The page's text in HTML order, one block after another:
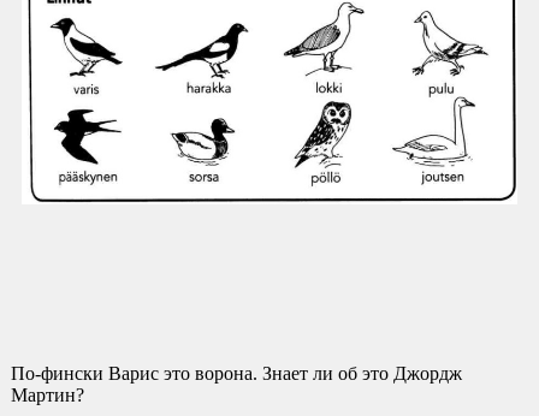
По-фински Варис это ворона. Знает ли об это Джордж
Мартин?